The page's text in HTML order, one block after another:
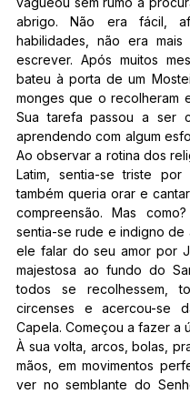
abrigo. Não era fácil,
habilidades, não era
escrever. Após muitos
bateu à porta de um
monges que o recolheram
Sua tarefa passou a ser
aprendendo com algum
Ao observar a rotina dos
Latim, sentia-se triste por
também queria orar e
compreensão. Mas
sentia-se rude e indigno de
ele falar do seu amor por
majestosa ao fundo do
todos se recolhessem,
circenses e acercou-se
Capela. Começou a fazer a
À sua volta, arcos, bolas,
mãos, em movimentos
ver no semblante do